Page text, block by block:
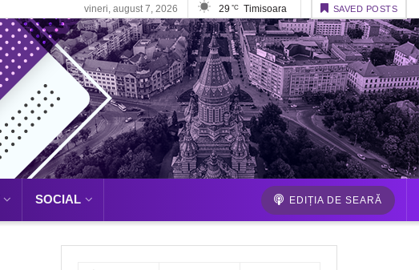
vineri, august 7, 2026 29 °C Timisoara SAVED POSTS
SOCIAL EDIȚIA DE SEARĂ